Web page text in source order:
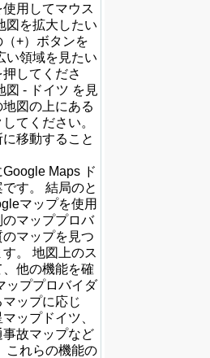
用してマウス
図を拡大したい
+）ボタンを
い領域を見たい
してくださ
図 - ドイツ を見
図の上にある
てください。
移動すること
Maps ド
す。 結局のと
マップを使用
のマッププロバ
マップを見つ
。 地図上のス
他の機能を確
ッププロバイダ
ップに応じ
ップドイツ、
故マップなど
これらの機能の